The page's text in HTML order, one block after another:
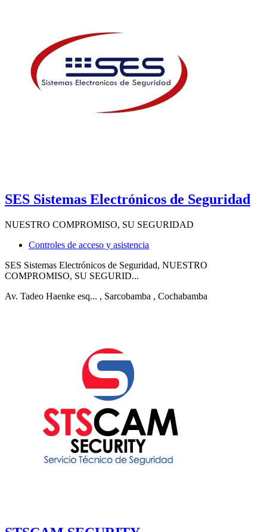
SES Sistemas Electrónicos de Seguridad
NUESTRO COMPROMISO, SU SEGURIDAD
Controles de acceso y asistencia
SES Sistemas Electrónicos de Seguridad, NUESTRO
COMPROMISO, SU SEGURID...
Av. Tadeo Haenke esq... , Sarcobamba , Cochabamba